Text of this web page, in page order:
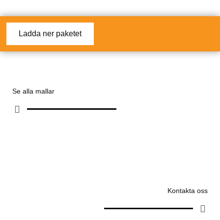
Ladda ner paketet
Se alla mallar
Kontakta oss